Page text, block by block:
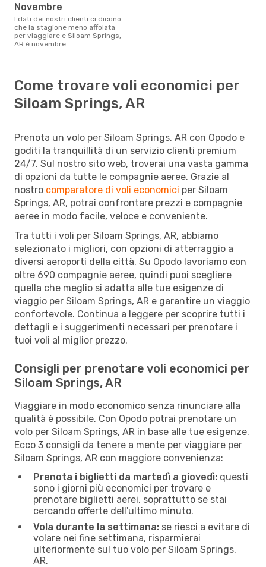
novembre
I dati dei nostri clienti ci dicono
che la stagione meno affolata
per viaggiare e Siloam Springs,
AR è novembre
Come trovare voli economici per
Siloam Springs, AR
Prenota un volo per Siloam Springs, AR con Opodo e
goditi la tranquillità di un servizio clienti premium
24/7. Sul nostro sito web, troverai una vasta gamma
di opzioni da tutte le compagnie aeree. Grazie al
nostro comparatore di voli economici per Siloam
Springs, AR, potrai confrontare prezzi e compagnie
aeree in modo facile, veloce e conveniente.
Tra tutti i voli per Siloam Springs, AR, abbiamo
selezionato i migliori, con opzioni di atterraggio a
diversi aeroporti della città. Su Opodo lavoriamo con
oltre 690 compagnie aeree, quindi puoi scegliere
quella che meglio si adatta alle tue esigenze di
viaggio per Siloam Springs, AR e garantire un viaggio
confortevole. Continua a leggere per scoprire tutti i
dettagli e i suggerimenti necessari per prenotare i
tuoi voli al miglior prezzo.
Consigli per prenotare voli economici per
Siloam Springs, AR
Viaggiare in modo economico senza rinunciare alla
qualità è possibile. Con Opodo potrai prenotare un
volo per Siloam Springs, AR in base alle tue esigenze.
Ecco 3 consigli da tenere a mente per viaggiare per
Siloam Springs, AR con maggiore convenienza:
Prenota i biglietti da martedì a giovedì: questi
sono i giorni più economici per trovare e
prenotare biglietti aerei, soprattutto se stai
cercando offerte dell'ultimo minuto.
Vola durante la settimana: se riesci a evitare di
volare nei fine settimana, risparmierai
ulteriormente sul tuo volo per Siloam Springs,
AR.